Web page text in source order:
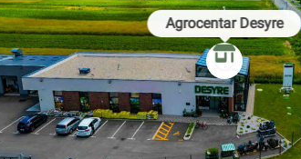
Agrocentar Desyre